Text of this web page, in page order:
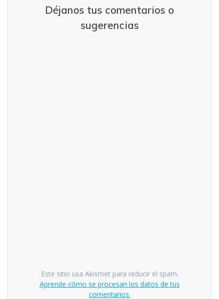
Déjanos tus comentarios o
sugerencias
Este sitio usa Akismet para reducir el spam.
Aprende cómo se procesan los datos de tus
comentarios.